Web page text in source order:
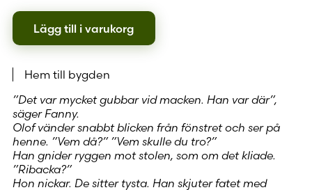
Lägg till i varukorg
Hem till bygden
”Det var mycket gubbar vid macken. Han var där”,
säger Fanny.
Olof vänder snabbt blicken från fönstret och ser på
henne. ”Vem då?” ”Vem skulle du tro?”
Han gnider ryggen mot stolen, som om det kliade.
”Ribacka?”
Hon nickar. De sitter tysta. Han skjuter fatet med